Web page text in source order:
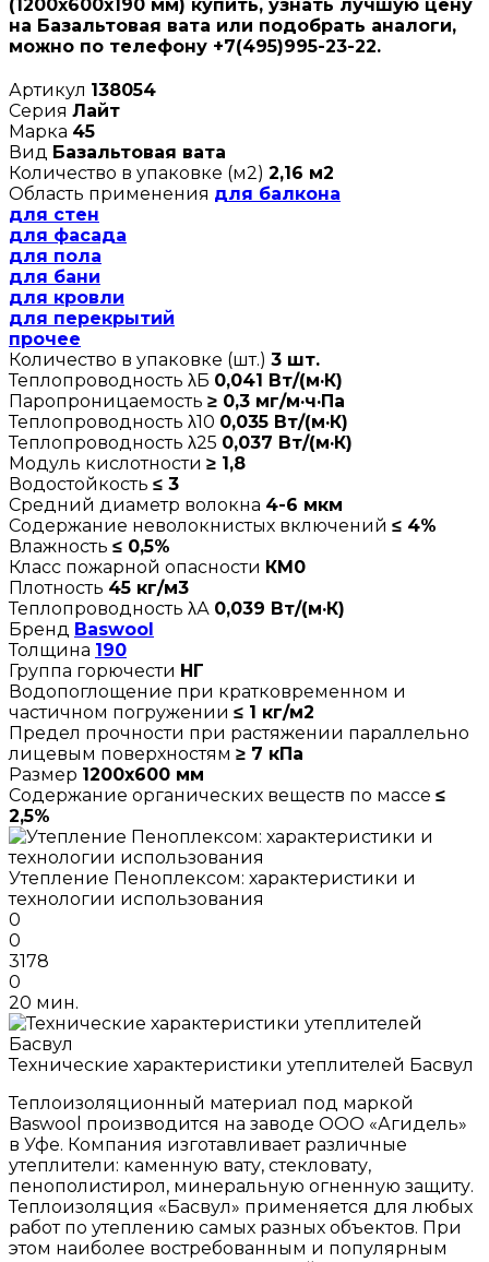
(1200х600х190 мм) купить, узнать лучшую цену
на Базальтовая вата или подобрать аналоги,
можно по телефону +7(495)995-23-22.
Артикул 138054
Серия Лайт
Марка 45
Вид Базальтовая вата
Количество в упаковке (м2) 2,16 м2
Область применения для балкона
для стен
для фасада
для пола
для бани
для кровли
для перекрытий
прочее
Количество в упаковке (шт.) 3 шт.
Теплопроводность λБ 0,041 Вт/(м·К)
Паропроницаемость ≥ 0,3 мг/м·ч·Па
Теплопроводность λ10 0,035 Вт/(м·К)
Теплопроводность λ25 0,037 Вт/(м·К)
Модуль кислотности ≥ 1,8
Водостойкость ≤ 3
Средний диаметр волокна 4-6 мкм
Содержание неволокнистых включений ≤ 4%
Влажность ≤ 0,5%
Класс пожарной опасности КМ0
Плотность 45 кг/м3
Теплопроводность λА 0,039 Вт/(м·К)
Бренд Baswool
Толщина 190
Группа горючести НГ
Водопоглощение при кратковременном и
частичном погружении ≤ 1 кг/м2
Предел прочности при растяжении параллельно
лицевым поверхностям ≥ 7 кПа
Размер 1200х600 мм
Содержание органических веществ по массе ≤
2,5%
Утепление Пеноплексом: характеристики и
технологии использования
0
0
3178
0
20 мин.
Технические характеристики утеплителей Басвул
Теплоизоляционный материал под маркой
Baswool производится на заводе ООО «Агидель»
в Уфе. Компания изготавливает различные
утеплители: каменную вату, стекловату,
пенополистирол, минеральную огненную защиту.
Теплоизоляция «Басвул» применяется для любых
работ по утеплению самых разных объектов. При
этом наиболее востребованным и популярным